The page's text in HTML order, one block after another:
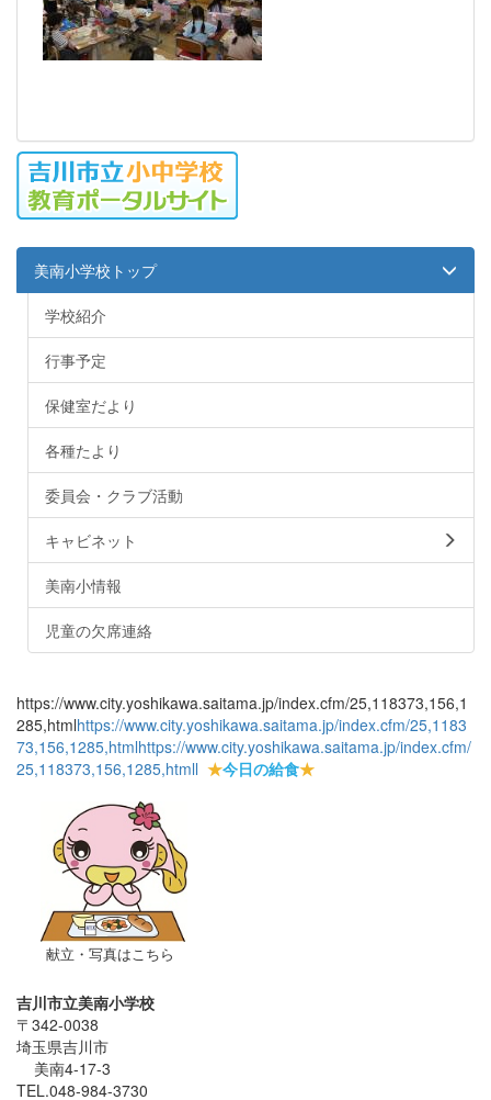
美南小学校トップ
学校紹介
行事予定
保健室だより
各種たより
委員会・クラブ活動
キャビネット
美南小情報
児童の欠席連絡
https://www.city.yoshikawa.saitama.jp/index.cfm/25,118373,156,1
285,htmlhttps://www.city.yoshikawa.saitama.jp/index.cfm/25,1183
73,156,1285,htmlhttps://www.city.yoshikawa.saitama.jp/index.cfm/
25,118373,156,1285,htmll ★今日の給食★
献立・写真はこちら
吉川市立美南小学校
〒342-0038
埼玉県吉川市
美南4-17-3
TEL.048-984-3730